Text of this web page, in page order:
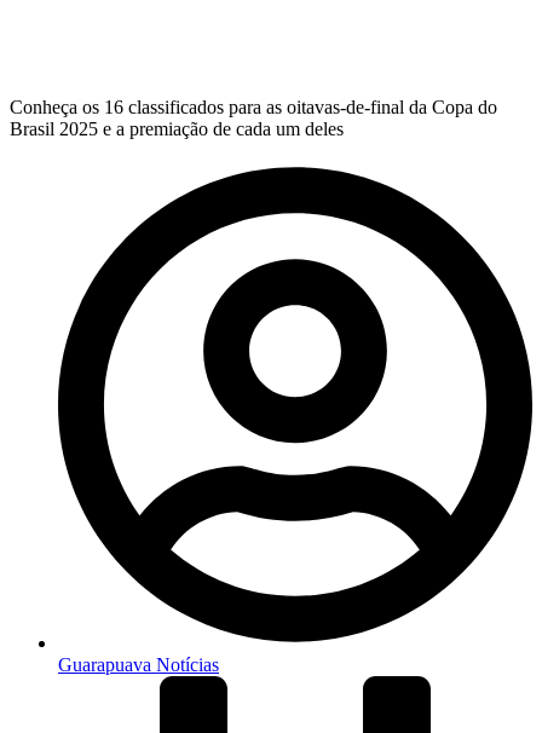
Conheça os 16 classificados para as oitavas-de-final da Copa do
Brasil 2025 e a premiação de cada um deles
Guarapuava Notícias